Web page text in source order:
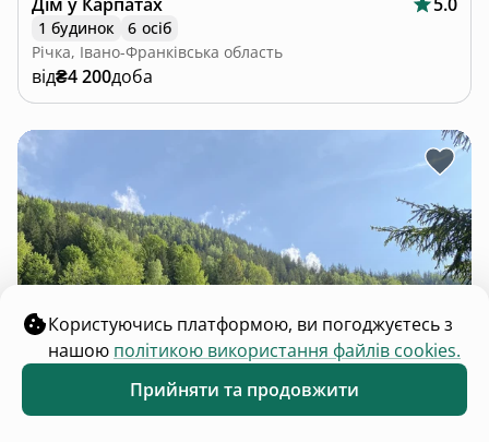
1 будинок
6 осіб
Річка, Івано-Франківська область
від₴4 200доба
Користуючись платформою, ви погоджуєтесь з
нашою політикою використання файлів cookies.
Прийняти та продовжити
Каталог